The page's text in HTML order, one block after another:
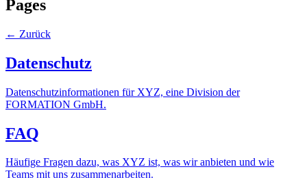
Pages
← Zurück
Datenschutz
Datenschutzinformationen für XYZ, eine Division der
FORMATION GmbH.
FAQ
Häufige Fragen dazu, was XYZ ist, was wir anbieten und wie
Teams mit uns zusammenarbeiten.